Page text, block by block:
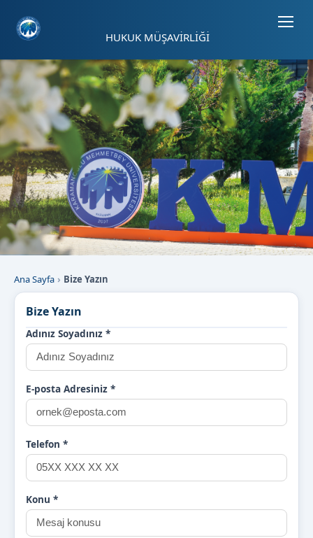
HUKUK MÜŞAVİRLİĞİ
Ana Sayfa Bize Yazın
Bize Yazın
Adınız Soyadınız *
E-posta Adresiniz *
Telefon *
Konu *